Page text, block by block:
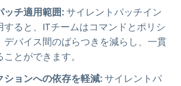
ッチ適用範囲:サイレントパッチイン
すると、ITチームはコマンドとポリシ
デバイス間のばらつきを減らし、一貫
とができます。
ションへの依存を軽減:サイレントパ